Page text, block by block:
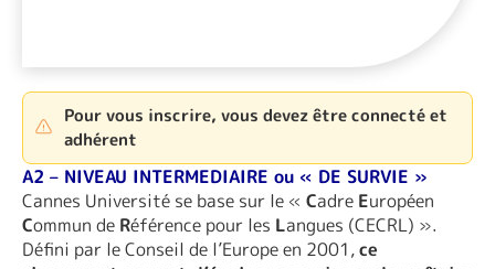
Pour vous inscrire, vous devez être connecté et
adhérent
A2 – NIVEAU INTERMEDIAIRE ou « DE SURVIE »
Cannes Université se base sur le « Cadre Européen
Commun de Référence pour les Langues (CECRL) ».
Défini par le Conseil de l’Europe en 2001,ce